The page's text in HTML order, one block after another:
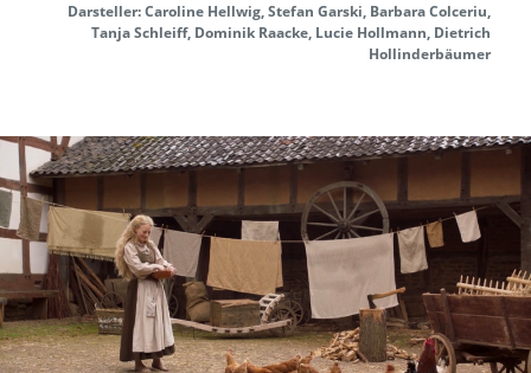
Darsteller: Caroline Hellwig, Stefan Garski, Barbara Colceriu,
Tanja Schleiff, Dominik Raacke, Lucie Hollmann, Dietrich
Hollinderbäumer